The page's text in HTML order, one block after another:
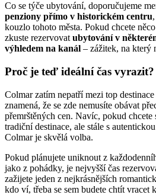
Co se týče ubytování, doporučujeme
penziony přímo v historickém centru
kouzlo tohoto města. Pokud chcete
zkuste rezervovat ubytování v
výhledem na kanál – zážitek, na který
Proč je teď ideální čas vyrazit?
Colmar zatím nepatří mezi top
znamená, že se zde nemusíte obávat
přemrštěných cen. Navíc, pokud
tradiční destinace, ale stále s
Colmar je skvělá volba.
Pokud plánujete uniknout z
jako z pohádky, je nejvyšší čas
zažijete jeden z nejkrásnějších
kdo ví, třeba se sem budete chtít vracet